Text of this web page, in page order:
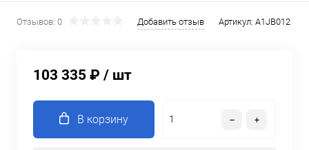
Отзывов: 0 Добавить отзыв Артикул: A1JB012
103 335 ₽ / шт
В корзину